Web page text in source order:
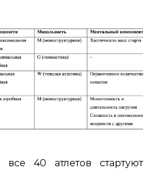
40 атлетов стартуют